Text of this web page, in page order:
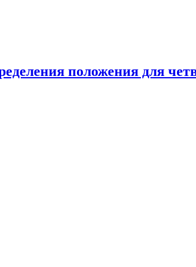
положения для